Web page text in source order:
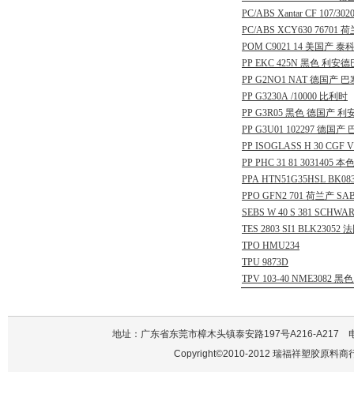
PC/ABS Xantar CF 107/
PC/ABS XCY630 76701 荷
POM C9021 14 美国产 泰
PP EKC 425N 黑色 利安德
PP G2NO1 NAT 德国产 巴
PP G3230A /10000 比利时
PP G3R05 黑色 德国产 利
PP G3U01 102297 德国产
PP ISOGLASS H 30 CGF V
PP PHC 31 81 3031405 本色
PPA HTN51G35HSL
PPO GFN2 701 荷兰产
SEBS W 40 S 381
TES 2803 SI1 BLK23052
TPO HMU234
TPU 9873D
TPV 103-40 NME3082 黑色
地址：广东省东莞市樟木头镇泰安路197号A216-
Copyright©2010-2012 瑞福祥塑胶原料